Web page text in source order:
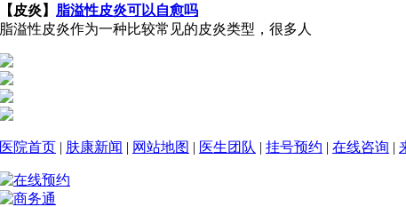
【皮炎】 脂溢性皮炎可以自愈吗
脂溢性皮炎作为一种比较常见的皮炎类型，很多人
医院首页 | 肤康新闻 | 网站地图 | 医生团队 | 挂号预约 | 在线咨询 |